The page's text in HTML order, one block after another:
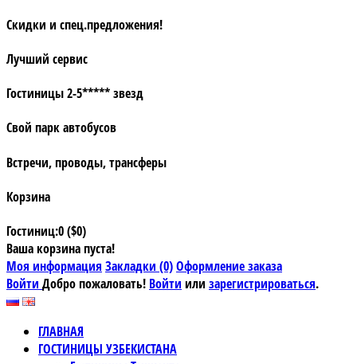
Скидки и спец.предложения!
Лучший сервис
Гостиницы 2-5***** звезд
Свой парк автобусов
Встречи, проводы, трансферы
Корзина
Гостиниц:0 ($0)
Ваша корзина пуста!
Моя информация Закладки (0)Оформление заказа
Войти Добро пожаловать! Войти или зарегистрироваться.
ГЛАВНАЯ
ГОСТИНИЦЫ УЗБЕКИСТАНА